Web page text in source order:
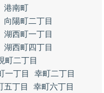
港南町
向陽町二丁目
湖西町一丁目
湖西町四丁目
町二丁目
一丁目
幸町二丁目
五丁目
幸町六丁目